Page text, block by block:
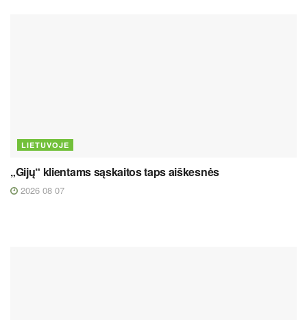
LIETUVOJE
„Gijų“ klientams sąskaitos taps aiškesnės
2026 08 07